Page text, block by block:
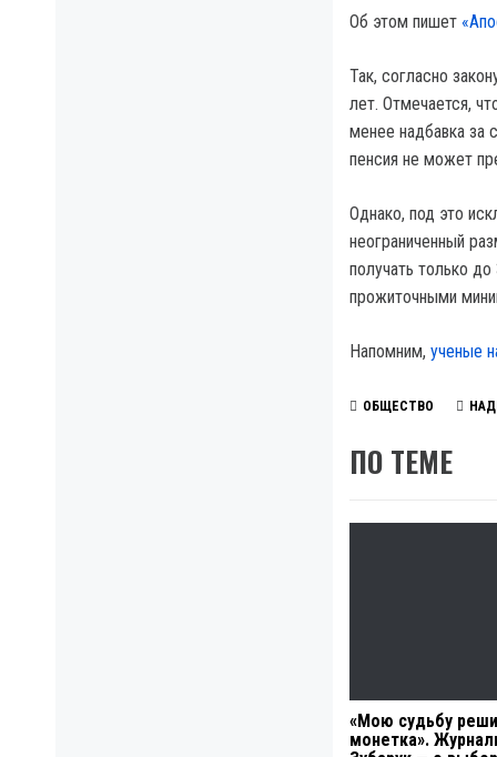
Об этом пишет
Так, согласно
лет. Отмечается,
менее надбавка за
пенсия не может
Однако, под это
неограниченный
получать только
прожиточными
Напомним, ученые
ОБЩЕСТВО
ПО ТЕМЕ
«Мою судьбу
монетка».